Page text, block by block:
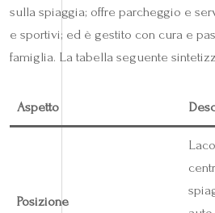
sulla spiaggia; offre parcheggio e
e sportivi; ed è gestito con cura e
famiglia. La tabella seguente
Aspetto
Posizione